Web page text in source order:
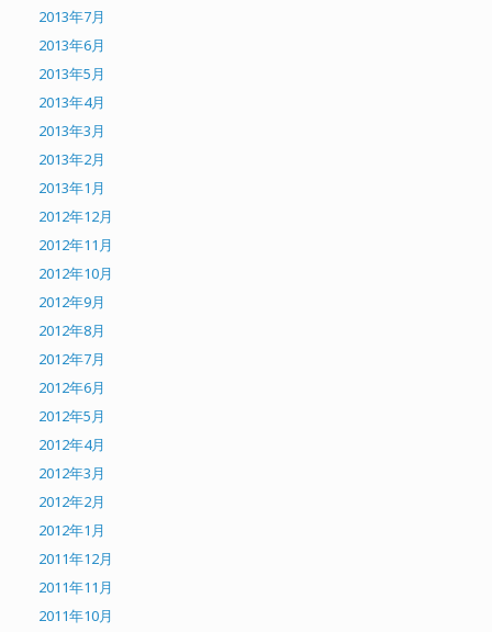
2013年7月
2013年6月
2013年5月
2013年4月
2013年3月
2013年2月
2013年1月
2012年12月
2012年11月
2012年10月
2012年9月
2012年8月
2012年7月
2012年6月
2012年5月
2012年4月
2012年3月
2012年2月
2012年1月
2011年12月
2011年11月
2011年10月